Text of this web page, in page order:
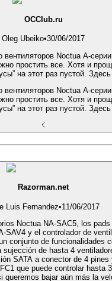
OCClub.ru
Oleg Ubeiko•30/06/2017
вентиляторов Noctua A-
простить все. Хотя и
на этот раз пустой.
вентиляторов Noctua A-
простить все. Хотя и
на этот раз пустой.
Razorman.net
Luis Fernandez•11/06/2017
SAV4 y el controlador de
conjunto de funcionalidades
sujección de hasta 4
SATA a conector de 4 pines
que puede controlar hasta
queremos bajar aún más la